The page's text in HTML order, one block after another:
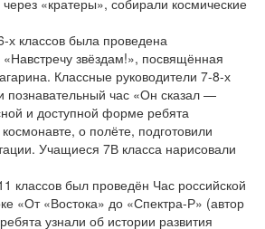
«кратеры», собирали космические
классов была проведена
«Навстречу звёздам!», посвящённая
Классные руководители 7-8-х
познавательный час «Он сказал —
и доступной форме ребята
о полёте, подготовили
Учащиеся 7В класса нарисовали
классов был проведён Час российской
«От «Востока» до «Спектра-Р» (автор
узнали об истории развития